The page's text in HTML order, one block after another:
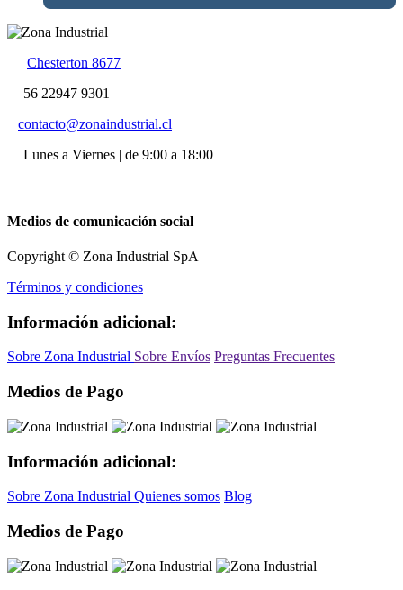
Chesterton 8677
56 22947 9301
contacto@zonaindustrial.cl
Lunes a Viernes | de 9:00 a 18:00
Medios de comunicación social
Copyright © Zona Industrial SpA
Términos y condiciones
Información adicional:
Sobre Zona Industrial Sobre Envíos Preguntas Frecuentes
Medios de Pago
Información adicional:
Sobre Zona Industrial Quienes somos Blog
Medios de Pago